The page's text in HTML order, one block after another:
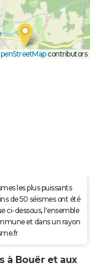
contributors
les plus puissants
de 50 séismes ont été
ci-dessous, l'ensemble
et dans un rayon
à Bouër et aux